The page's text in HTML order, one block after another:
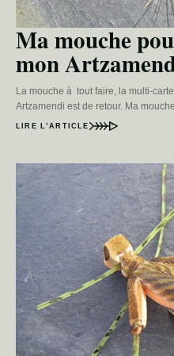
Ma mouche
mon
La mouche à tout faire, la multi-
Artzamendi est de retour. Ma
LIRE L’ARTICLE